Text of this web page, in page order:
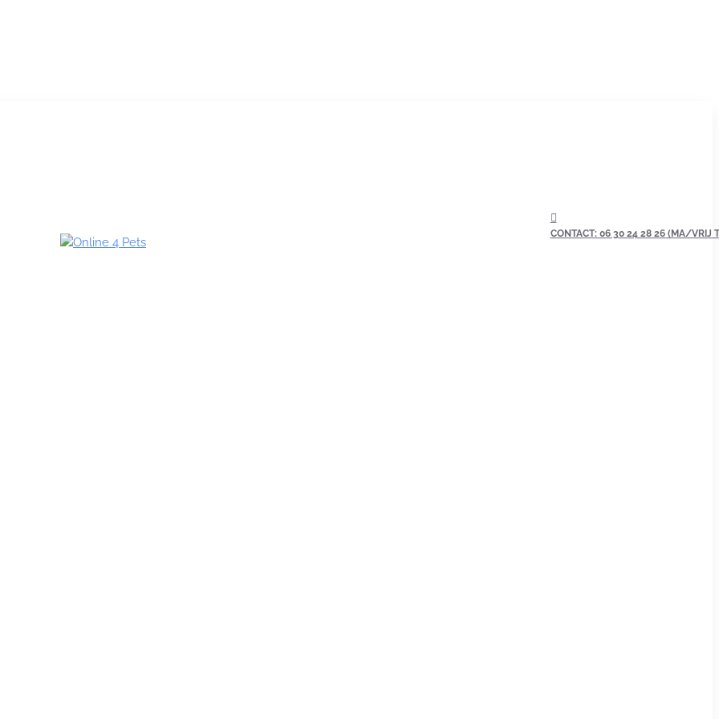
CONTACT: 06 30 24 28 26 (MA/VRIJ